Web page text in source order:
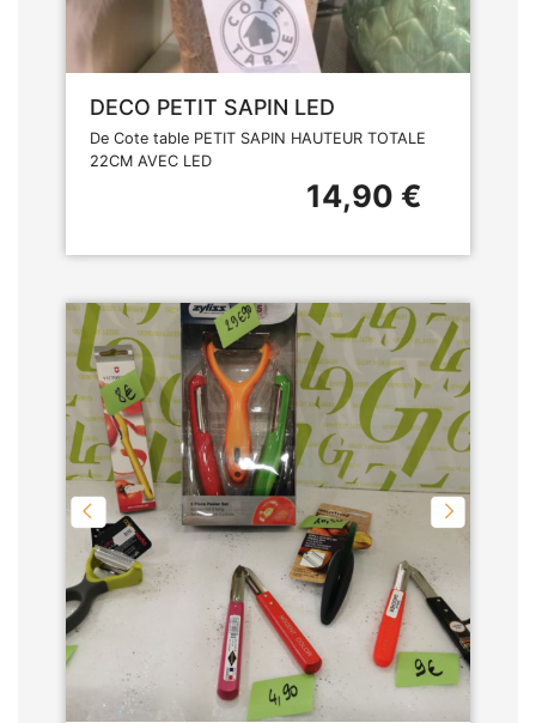
DECO PETIT SAPIN LED
De Cote table PETIT SAPIN HAUTEUR TOTALE
22CM AVEC LED
14,90 €